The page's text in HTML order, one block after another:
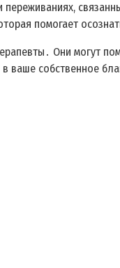
помогает
Они могут
собственное